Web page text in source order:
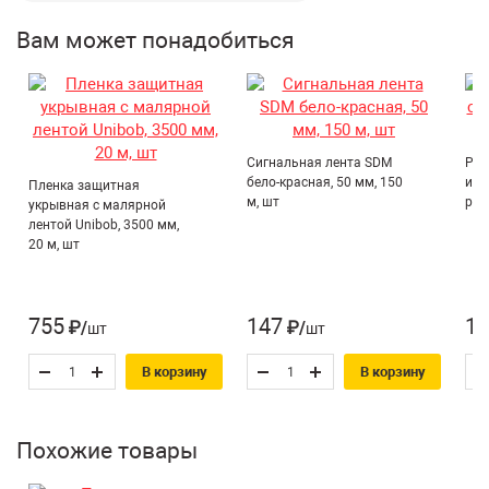
Прочный металлический корпус;
Облегченная конструкция;
Закрытая форма корпуса;
Эргономичная рукоятка.
Рукоятка: Металл
Страна производитель: Китай
Назначение*: Для герметиков
Вам может понадобиться
Пленка защитная
укрывная с малярной
лентой Unibob, 3500 мм,
20 м, шт
755 ₽/шт
В корзину
Сигнальная лента SDM
бело-красная, 50 мм, 150
м, шт
147 ₽/шт
В корзину
Похожие товары